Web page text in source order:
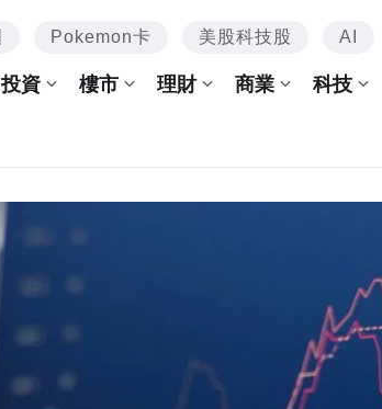
Pokemon卡 美股科技股 AI
投資 樓市 理財 商業 科技